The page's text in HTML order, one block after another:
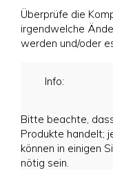
Überprüfe die
irgendwelche
werden und/oder
Info:
Bitte beachte,
Produkte handelt;
können in einigen
nötig sein.